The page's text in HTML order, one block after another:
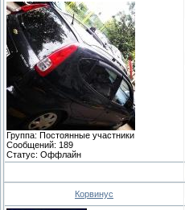
Группа: Постоянные участники
Сообщений: 189
Статус: Оффлайн
Корвинус